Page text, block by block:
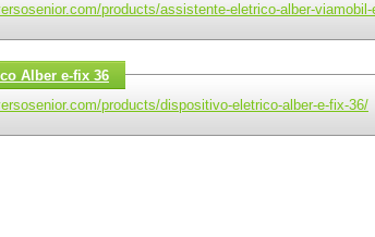
products/assistente-eletrico-alber-
Alber e-fix 36
products/dispositivo-eletrico-alber-e-fix-36/